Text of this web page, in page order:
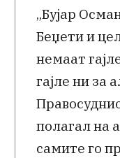
„Бујар
Беџети и
немаат
гајле ни за
полагал на
самите го